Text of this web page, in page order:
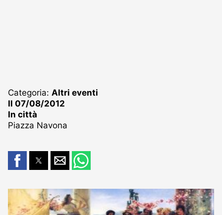
Categoria: Altri eventi
Il 07/08/2012
In città
Piazza Navona